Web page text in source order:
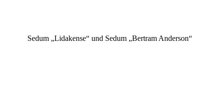
Sedum „Lidakense“ und Sedum „Bertram Anderson“